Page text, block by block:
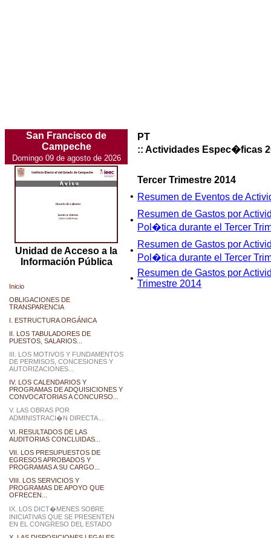
San Francisco de
Campeche
Domingo 09 de agosto de 2026
Unidad de Acceso a la
Información Pública
Inicio
OBLIGACIONES DE
TRANSPARENCIA
I. ESTRUCTURA ORGÁNICA
II. LOS TABULADORES DE
PUESTOS, SALARIOS...
III. LOS MOTIVOS Y FUNDAMENTOS
DE PERMISOS, CONCESIONES Y
AUTORIZACIONES...
IV. LOS CALENDARIOS Y
PROGRAMAS DE ADQUISICIONES Y
CONVOCATORIAS A CONCURSO...
V. LAS OBRAS POR
ADMINISTRACI�N DIRECTA...
VI. RESULTADOS DE LAS
AUDITORIAS CONCLUIDAS...
VII. LOS PRESUPUESTOS DE
EGRESOS APROBADOS Y
PROGRAMAS A SU CARGO...
VIII. LOS SERVICIOS Y
PROGRAMAS DE APOYO QUE
OFRECEN...
IX. LOS DICT�MENES SOBRE
INICIATIVAS QUE SE PRESENTEN
EN EL CONGRESO DEL ESTADO
PT
:: Actividades Espec�ficas
Tercer Trimestre 2014
• Resumen de Eventos de
•
Resumen de Gastos por
Pol�tica durante el Tercer
•
Resumen de Gastos por
Pol�tica durante el Tercer
•
Resumen de Gastos por
Trimestre 2014